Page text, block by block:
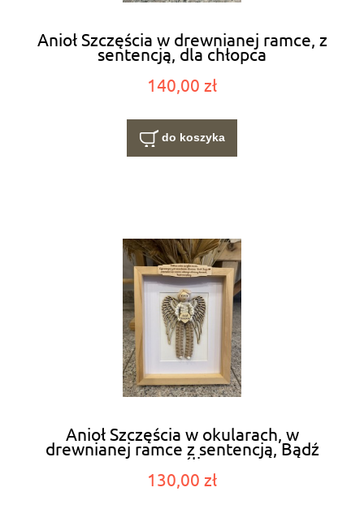
Anioł Szczęścia w drewnianej ramce, z
sentencją, dla chłopca
140,00 zł
do koszyka
Anioł Szczęścia w okularach, w
drewnianej ramce z sentencją, Bądź
szczęśliwy
130,00 zł